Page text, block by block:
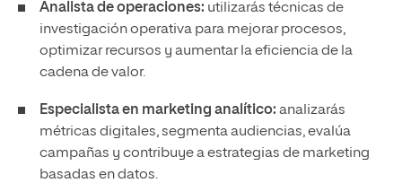
Analista de operaciones: utilizarás técnicas de
investigación operativa para mejorar procesos,
optimizar recursos y aumentar la eficiencia de la
cadena de valor.
Especialista en marketing analítico: analizarás
métricas digitales, segmenta audiencias, evalúa
campañas y contribuye a estrategias de marketing
basadas en datos.